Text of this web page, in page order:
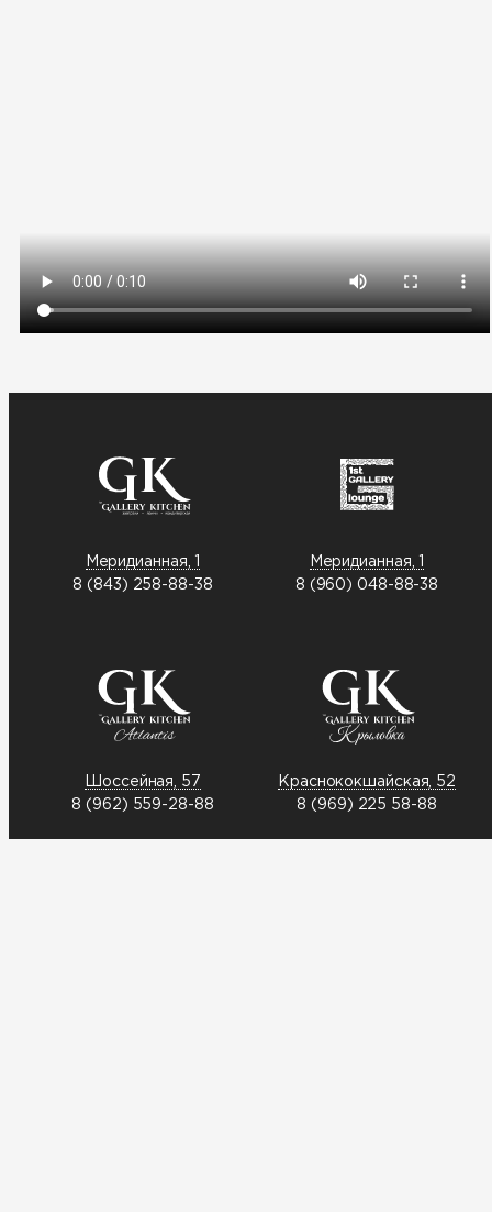
Меридианная, 1
8 (843) 258-88-38
Меридианная, 1
8 (960) 048-88-38
Шоссейная, 57
8 (962) 559-28-88
Краснококшайская, 52
8 (969) 225 58-88